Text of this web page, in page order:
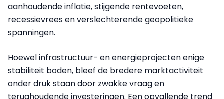
aanhoudende inflatie, stijgende rentevoeten,
recessievrees en verslechterende geopolitieke
spanningen.
Hoewel infrastructuur- en energieprojecten enige
stabiliteit boden, bleef de bredere marktactiviteit
onder druk staan door zwakke vraag en